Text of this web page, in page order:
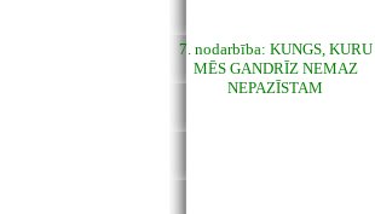
7. nodarbība: KUNGS, KURU
MĒS GANDRĪZ NEMAZ
NEPAZĪSTAM